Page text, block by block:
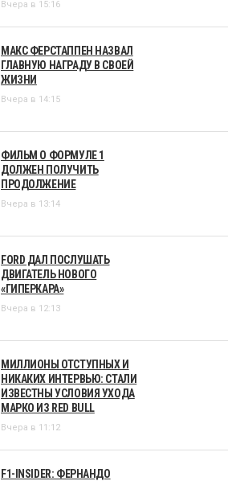
Вчера в 15:16
МАКС ФЕРСТАППЕН НАЗВАЛ
ГЛАВНУЮ НАГРАДУ В СВОЕЙ
ЖИЗНИ
Вчера в 14:15
ФИЛЬМ О ФОРМУЛЕ 1
ДОЛЖЕН ПОЛУЧИТЬ
ПРОДОЛЖЕНИЕ
Вчера в 13:14
FORD ДАЛ ПОСЛУШАТЬ
ДВИГАТЕЛЬ НОВОГО
«ГИПЕРКАРА»
Вчера в 12:13
МИЛЛИОНЫ ОТСТУПНЫХ И
НИКАКИХ ИНТЕРВЬЮ: СТАЛИ
ИЗВЕСТНЫ УСЛОВИЯ УХОДА
МАРКО ИЗ RED BULL
Вчера в 11:12
F1-INSIDER: ФЕРНАНДО